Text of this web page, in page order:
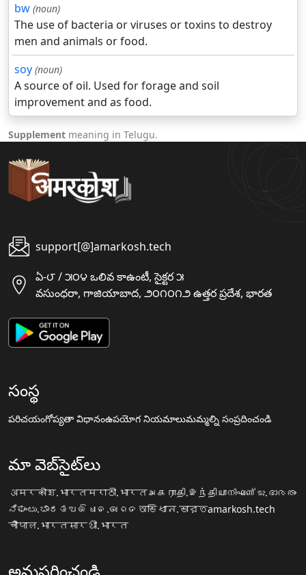
bw (noun)
The use of bacteria or viruses or toxins to destroy
men and animals or food.
soy (noun)
A source of oil. Used for forage and soil
improvement and as food.
Supplement meaning in Telugu.
support[@]amarkosh.tech
ఏ-౮ / ౫౦౪ ఒలివ కాఉంటీ, సైక్టర ౫
వసుంధరా, గాజియాబాద, ౨౦౧౦౧౨ ఉత్తర ప్రదేశ, భారత
సంస్థ
పరిచయంగోప్యతా విధానంఉపయోగ నియమాలుమమ్మల్ని సంప్రదించండి
మా వెబ్‌సైట్‌లు
अमरकोश.भारतमराठी.भारतஅகராதி.இந்தியாനിഘണ്ടു.ഭാരതം
ನಿಘಂಟು.ಭಾರತ ଅଭିଧାନ.ଭାରତ অভিধান.ভারতamarkosh.tech
चौपाल.भारतसारथी.भारत